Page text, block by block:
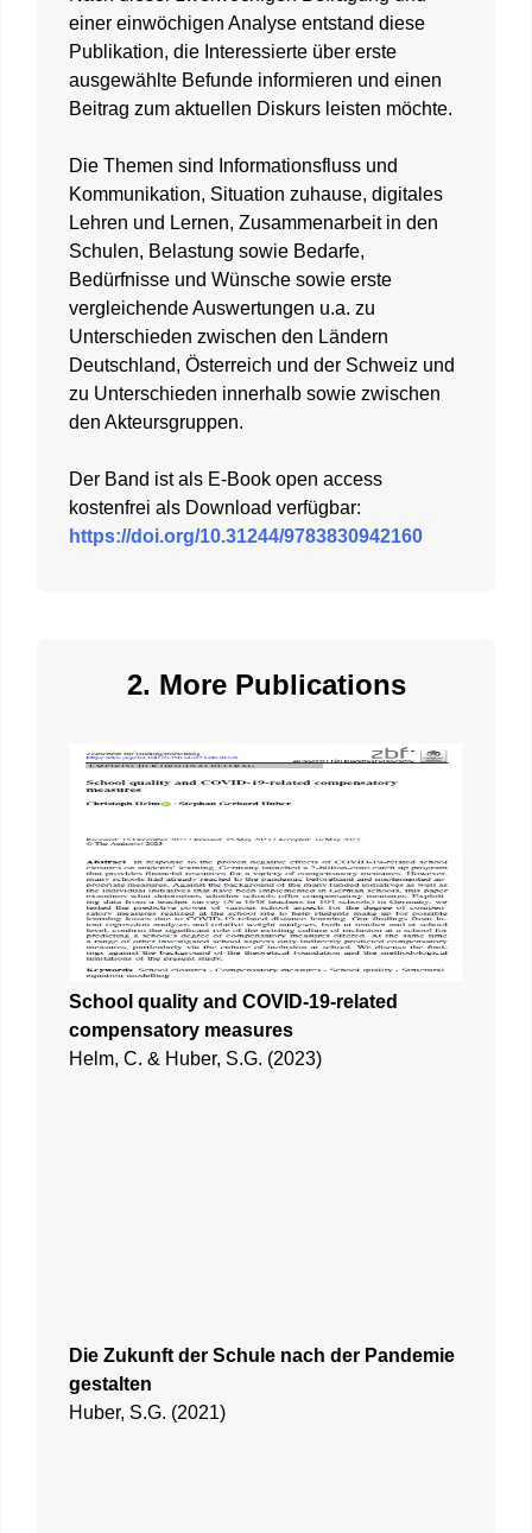
einer einwöchigen Analyse entstand diese
Publikation, die Interessierte über erste
ausgewählte Befunde informieren und einen
Beitrag zum aktuellen Diskurs leisten möchte.
Die Themen sind Informationsfluss und
Kommunikation, Situation zuhause, digitales
Lehren und Lernen, Zusammenarbeit in den
Schulen, Belastung sowie Bedarfe,
Bedürfnisse und Wünsche sowie erste
vergleichende Auswertungen u.a. zu
Unterschieden zwischen den Ländern
Deutschland, Österreich und der Schweiz und
zu Unterschieden innerhalb sowie zwischen
den Akteursgruppen.
Der Band ist als E-Book open access
kostenfrei als Download verfügbar:
https://doi.org/10.31244/9783830942160
2. More Publications
School quality and COVID-19-related
compensatory measures
Helm, C. & Huber, S.G. (2023)
Die Zukunft der Schule nach der Pandemie
gestalten
Huber, S.G. (2021)